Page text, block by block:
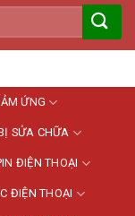
ỨNG
SỬA CHỮA
ĐIỆN THOẠI
ĐIỆN THOẠI